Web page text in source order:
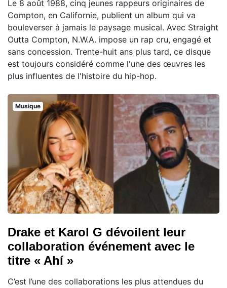
Le 8 août 1988, cinq jeunes rappeurs originaires de
Compton, en Californie, publient un album qui va
bouleverser à jamais le paysage musical. Avec Straight
Outta Compton, N.W.A. impose un rap cru, engagé et
sans concession. Trente-huit ans plus tard, ce disque
est toujours considéré comme l'une des œuvres les
plus influentes de l'histoire du hip-hop.
Musique
Drake et Karol G dévoilent leur
collaboration événement avec le
titre « Ahí »
C’est l’une des collaborations les plus attendues du